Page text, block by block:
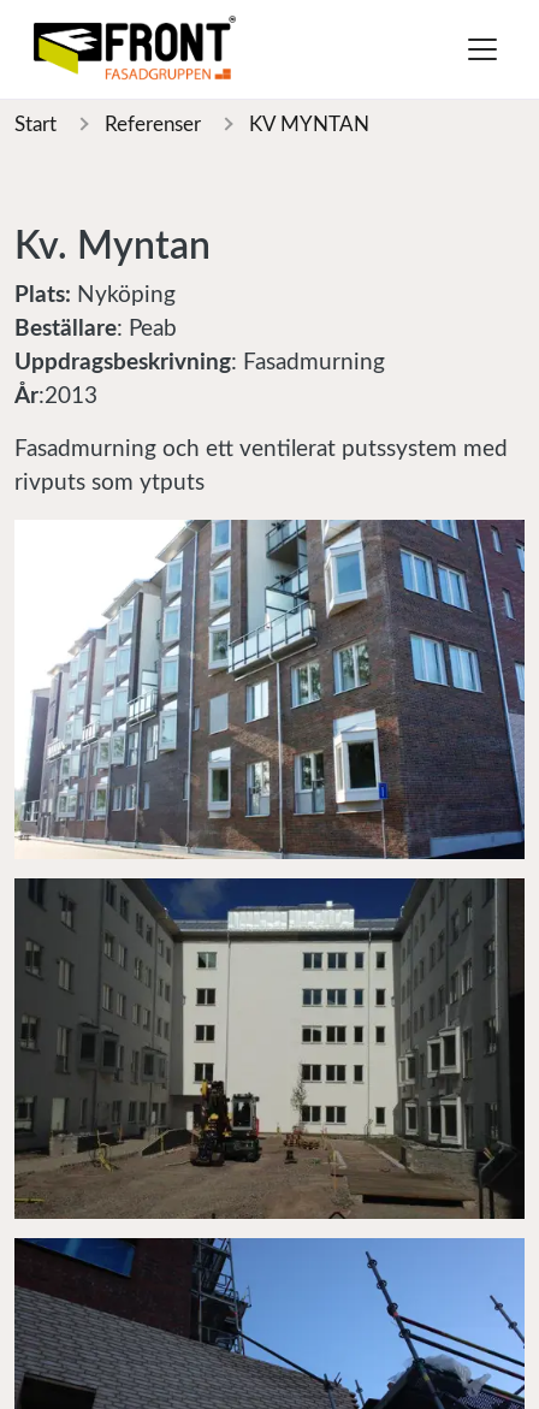
Start Referenser KV MYNTAN
Kv. Myntan
Plats: Nyköping
Beställare: Peab
Uppdragsbeskrivning: Fasadmurning
År:2013
Fasadmurning och ett ventilerat putssystem med
rivputs som ytputs